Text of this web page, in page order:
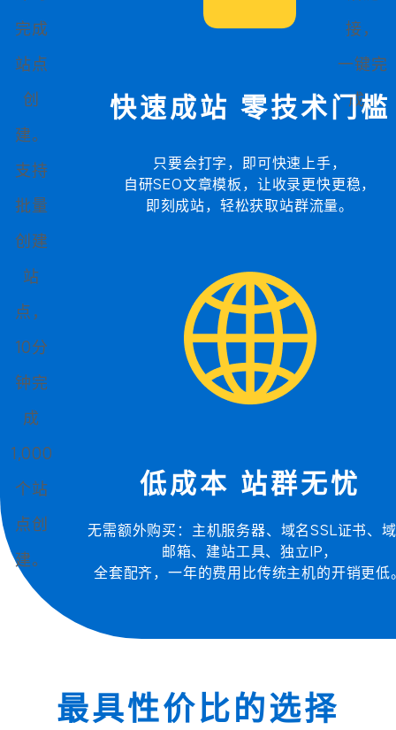
完成
站点
创
建。
支持
批量
创建
站
点，
10分
钟完
成
1,000
个站
点创
建。
接，
一键完
成...
快速成站 零技术门槛
只要会打字，即可快速上手，
自研SEO文章模板，让收录更快更稳，
即刻成站，轻松获取站群流量。
低成本 站群无忧
无需额外购买：主机服务器、域名SSL证书、
邮箱、建站工具、独立IP，
全套配齐，一年的费用比传统主机的开销更低
最具性价比的选择